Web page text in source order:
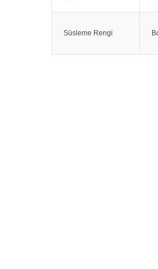
Süsleme Rengi